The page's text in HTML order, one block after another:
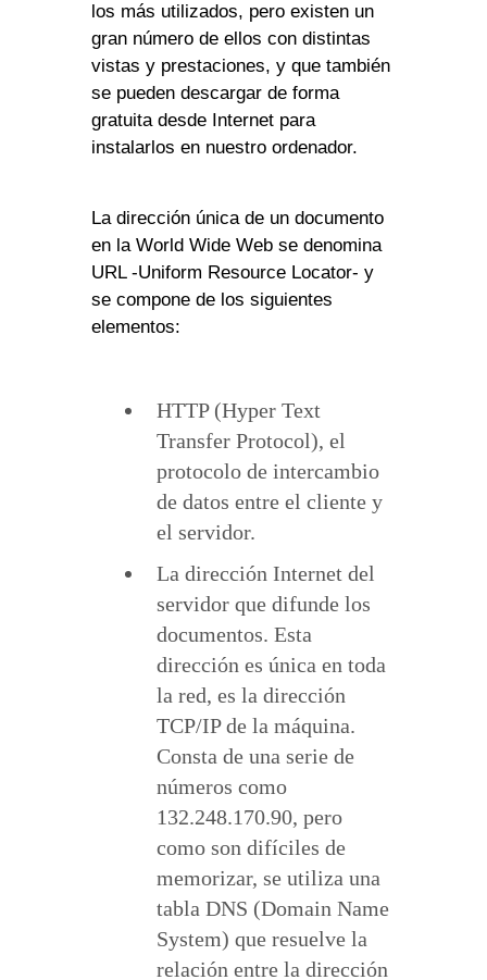
los más utilizados, pero existen un
gran número de ellos con distintas
vistas y prestaciones, y que también
se pueden descargar de forma
gratuita desde Internet para
instalarlos en nuestro ordenador.
La dirección única de un documento
en la World Wide Web se denomina
URL -Uniform Resource Locator- y
se compone de los siguientes
elementos:
HTTP (Hyper Text
Transfer Protocol), el
protocolo de intercambio
de datos entre el cliente y
el servidor.
La dirección Internet del
servidor que difunde los
documentos. Esta
dirección es única en toda
la red, es la dirección
TCP/IP de la máquina.
Consta de una serie de
números como
132.248.170.90, pero
como son difíciles de
memorizar, se utiliza una
tabla DNS (Domain Name
System) que resuelve la
relación entre la dirección